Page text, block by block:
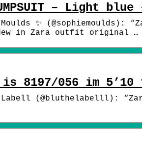
JUMPSUIT – Light
✨ (@sophiemoulds):
in Zara outfit original …
8197/056 im
(@bluthelabelll):